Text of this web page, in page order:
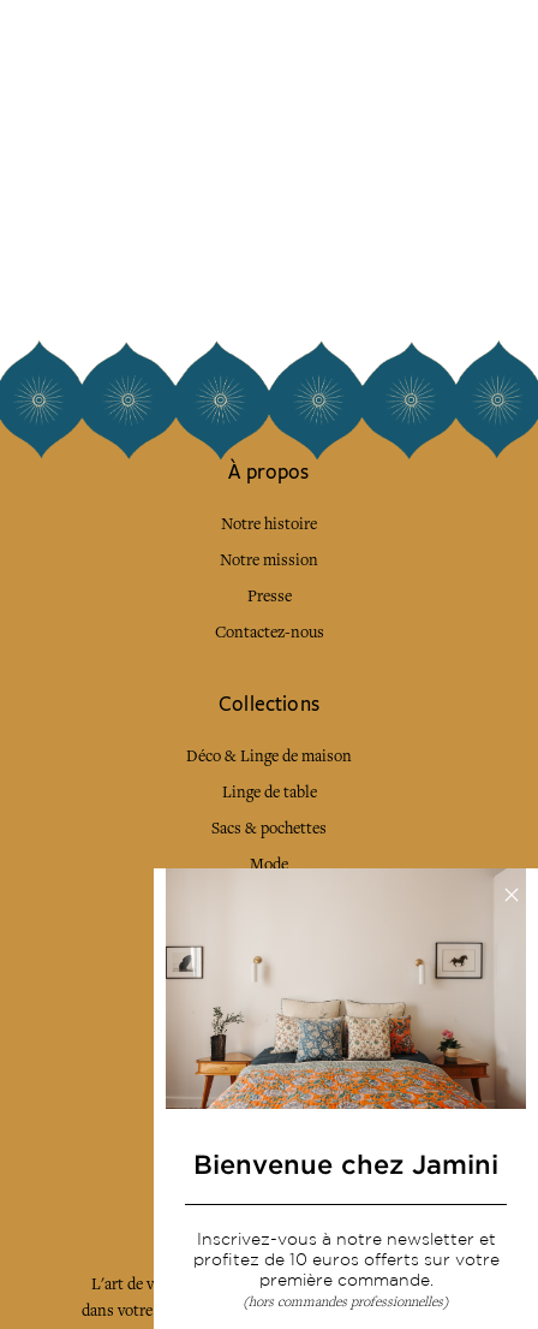
À propos
Notre histoire
Notre mission
Presse
Contactez-nous
Collections
Déco & Linge de maison
Linge de table
Sacs & pochettes
Mode
Livraison & retour
CGV
Devenir revendeur
Notre communauté
L'art de vivre JAMINI raconté avec poésie et élégance
dans votre boîte mail. Inscrivez vous à notre newsletter
Bienvenue chez Jamini
Inscrivez-vous à notre newsletter et
profitez de 10 euros offerts sur votre
première commande.
(hors commandes professionnelles)